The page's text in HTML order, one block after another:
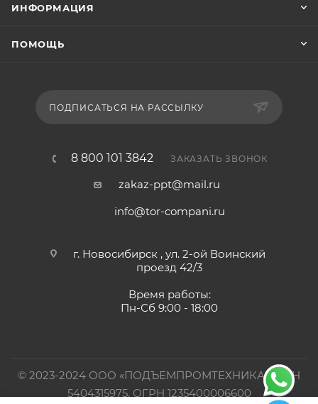
ИНФОРМАЦИЯ
ПОМОЩЬ
ПОДПИСАТЬСЯ НА РАССЫЛКУ
8 800 101 3842 ЗАКАЗАТЬ ЗВОНОК
zakaz-ppt@mail.ru
info@tor-compani.ru
г. Новосибирск , ул. 2-ой Воинский
проезд 42/3
Время работы:
Пн-Сб 9:00 - 18:00
© 2023-2024 ООО «ПОДЪЕМПРОМТЕХНИКА». ИНН
5404315975, ОГРН 1235400006600